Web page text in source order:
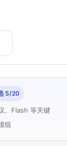
5/20
、Flash 等关键
组